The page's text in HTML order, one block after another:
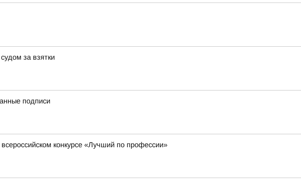
за взятки
подписи
конкурсе «Лучший по профессии»